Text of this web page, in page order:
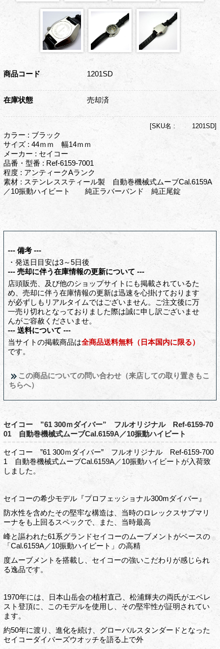
商品コード 1201SD
在庫状態 売却済
[SKU名 : 1201SD]
カラー : ブラック
サイズ : 44ｍｍ 幅14ｍｍ
メーカー : セイコー
品番・型番 : Ref-6159-7001
程度 : アンティークAランク
素材 : ステンレススティール製 自動巻機械式ムーブCal.6159A
／10振動ハイビート 純正ラバーバンド 純正尾錠
--- 備考 ---
・発送日目安は3～5日後
--- 売却に伴う在庫情報の更新について ---
店頭販売、及び他のショップサイトにも掲載されているた
め、売却に伴う在庫情報の更新は迅速を心掛けております
が必ずしもリアルタイムではございません。ご注文後に万
一売り切れとなっておりました際は誠に申し訳ございませ
んがご容赦くださいませ。
--- 送料について ---
当サイトの掲載商品は全商品送料無料（日本国内に限る）
です。
この商品についての問い合わせ（来店しての取り置きもこ
ちらへ）
セイコー ”61 300ｍダイバー” フルオリジナル Ref-6159-70
01 自動巻機械式ムーブCal.6159A／10振動ハイビート
セイコー ”61 300ｍダイバー” フルオリジナル Ref-6159-700
1 自動巻機械式ムーブCal.6159A／10振動ハイビートが入荷致
しました。
セイコーの希少モデル『プロフェッショナル300mダイバー』
防水性を含めたその堅牢な構造は、当時のロレックスサブマリ
ーナをも上回るスペックで、また、当時最高
峰と謳われた61系グランドセイコーのムーブメントがベースの
「Cal.6159A／10振動ハイビート」の高精
度ムーブメントを搭載し、セイコーの強いこだわりが感じられ
る逸品です。
1970年には、日本山岳会の植村直己、松浦輝夫の両氏がエベレ
スト登頂に、このモデルを使用し、その堅牢性が証明されてい
ます。
約50年に渡り、進化を続け、グローバルスタンダードとなった
セイコーダイバーズウオッチを語る上で外